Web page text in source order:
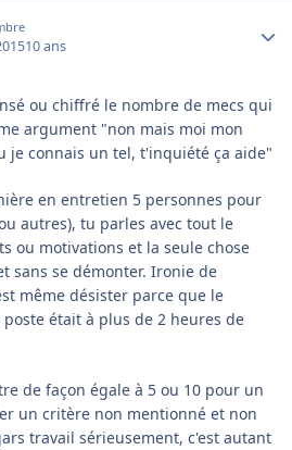
10 ans
ou chiffré le nombre de mecs qui
argument "non mais moi mon
je connais un tel, t'inquiété ça aide"
en entretien 5 personnes pour
autres), tu parles avec tout le
ou motivations et la seule chose
sans se démonter. Ironie de
même désister parce que le
était à plus de 2 heures de
de façon égale à 5 ou 10 pour un
un critère non mentionné et non
travail sérieusement, c'est autant